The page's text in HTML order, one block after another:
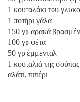
1 κουταλάκι του
1 ποτήρι γάλα
150 γρ αρακά
100 γρ φέτα
50 γρ έμμενταλ
1 κουταλιά της
αλάτι, πιπέρι